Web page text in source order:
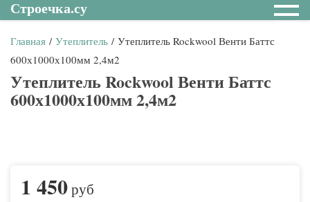
Строечка.су
Главная / Утеплитель / Утеплитель Rockwool Венти Баттс
600х1000х100мм 2,4м2
Утеплитель Rockwool Венти Баттс
600х1000х100мм 2,4м2
1 450руб